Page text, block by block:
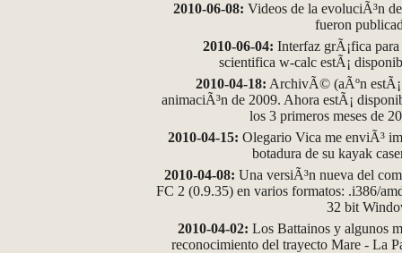
2010-06-08: Videos de la evoluciÃ³n
fueron
2010-06-04: Interfaz grÃ¡fica
scientifica w-calc estÃ¡
2010-04-18: ArchivÃ© (aÃºn
animaciÃ³n de 2009. Ahora estÃ¡
los 3 primeros meses de
2010-04-15: Olegario Vica me enviÃ³
botadura de su kayak
2010-04-08: Una versiÃ³n nueva del
FC 2 (0.9.35) en varios formatos: .i386/
32 bit
2010-04-02: Los Battainos y algunos
reconocimiento del trayecto Mare - La